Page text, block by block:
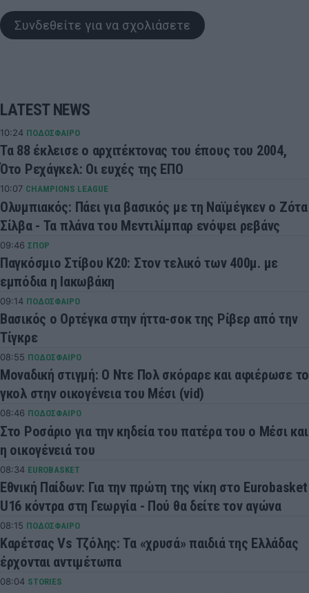
Συνδεθείτε για να σχολιάσετε
LATEST NEWS
10:24 ΠΟΔΟΣΦΑΙΡΟ
Τα 88 έκλεισε ο αρχιτέκτονας του έπους του 2004,
Ότο Ρεχάγκελ: Οι ευχές της ΕΠΟ
10:07 CHAMPIONS LEAGUE
Ολυμπιακός: Πάει για βασικός με τη Ναϊμέγκεν ο Ζότα
Σίλβα - Τα πλάνα του Μεντιλίμπαρ ενόψει ρεβάνς
09:46 ΣΠΟΡ
Παγκόσμιο Στίβου Κ20: Στον τελικό των 400μ. με
εμπόδια η Ιακωβάκη
09:14 ΠΟΔΟΣΦΑΙΡΟ
Βασικός ο Ορτέγκα στην ήττα-σοκ της Ρίβερ από την
Τίγκρε
08:55 ΠΟΔΟΣΦΑΙΡΟ
Μοναδική στιγμή: Ο Ντε Πολ σκόραρε και αφιέρωσε το
γκολ στην οικογένεια του Μέσι (vid)
08:46 ΠΟΔΟΣΦΑΙΡΟ
Στο Ροσάριο για την κηδεία του πατέρα του ο Μέσι και
η οικογένειά του
08:34 EUROBASKET
Εθνική Παίδων: Για την πρώτη της νίκη στο Eurobasket
U16 κόντρα στη Γεωργία - Πού θα δείτε τον αγώνα
08:15 ΠΟΔΟΣΦΑΙΡΟ
Καρέτσας Vs Τζόλης: Τα «χρυσά» παιδιά της Ελλάδας
έρχονται αντιμέτωπα
08:04 STORIES